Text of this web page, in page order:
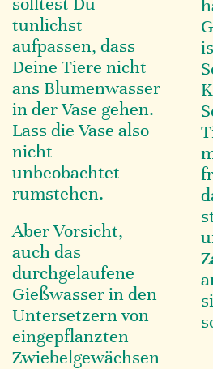
tunlichst
aufpassen, dass
Deine Tiere nicht
ans Blumenwasser
in der Vase gehen.
Lass die Vase also
nicht
unbeobachtet
rumstehen.
Aber Vorsicht,
auch das
durchgelaufene
Gießwasser in den
Untersetzern von
eingepflanzten
Zwiebelgewächsen